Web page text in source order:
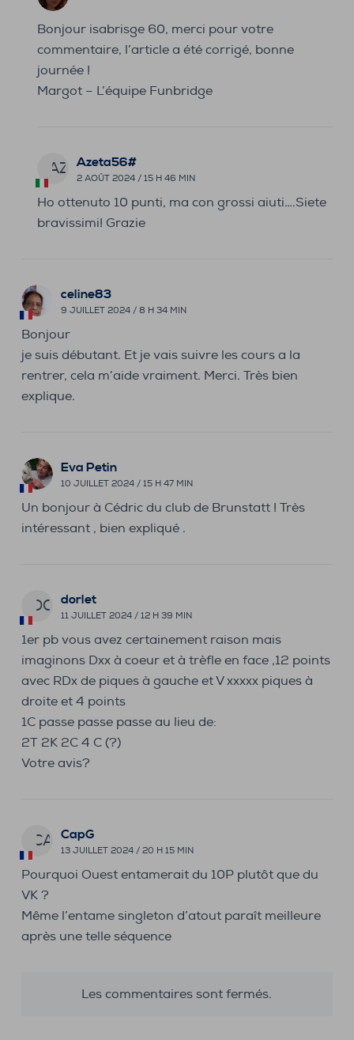
Bonjour isabrisge 60, merci pour votre
commentaire, l’article a été corrigé, bonne
journée !
Margot – L’équipe Funbridge
AZ Azeta56#
2 AOÛT 2024 / 15 H 46 MIN
Ho ottenuto 10 punti, ma con grossi aiuti….Siete
bravissimi! Grazie
celine83
9 JUILLET 2024 / 8 H 34 MIN
Bonjour
je suis débutant. Et je vais suivre les cours a la
rentrer, cela m’aide vraiment. Merci. Très bien
explique.
Eva Petin
10 JUILLET 2024 / 15 H 47 MIN
Un bonjour à Cédric du club de Brunstatt ! Très
intéressant , bien expliqué .
DO dorlet
11 JUILLET 2024 / 12 H 39 MIN
1er pb vous avez certainement raison mais
imaginons Dxx à coeur et à trèfle en face ,12 points
avec RDx de piques à gauche et V xxxxx piques à
droite et 4 points
1C passe passe passe au lieu de:
2T 2K 2C 4 C (?)
Votre avis?
CA CapG
13 JUILLET 2024 / 20 H 15 MIN
Pourquoi Ouest entamerait du 10P plutôt que du
VK ?
Même l’entame singleton d’atout paraît meilleure
après une telle séquence
Les commentaires sont fermés.